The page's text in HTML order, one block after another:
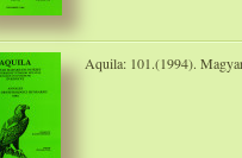
Aquila: 101.(1994).